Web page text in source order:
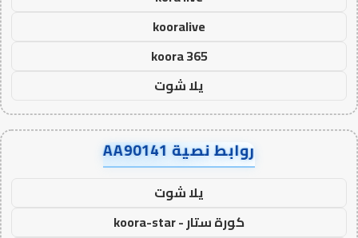
kooralive
koora 365
يلا شوت
روابط نصية AA90141
يلا شوت
كورة ستار - koora-star